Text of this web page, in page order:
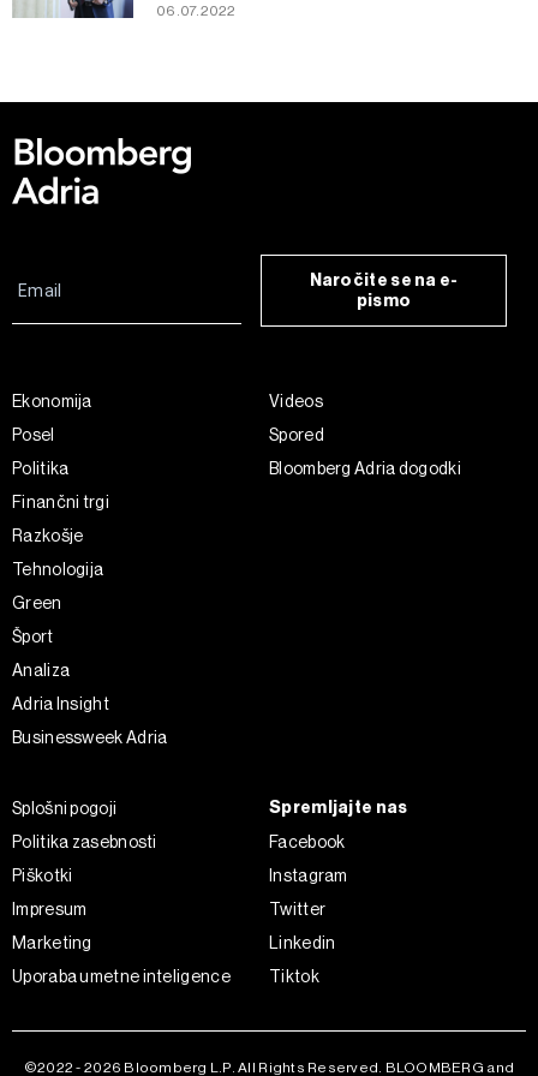
kliknete možnost »Prikaži podrobnosti«. Privolitev lahko
06.07.2022
Naročite se na e-
pismo
Ekonomija
Posel
Politika
Finančni trgi
Razkošje
Tehnologija
Green
Šport
Analiza
Adria Insight
Businessweek Adria
Videos
Spored
Bloomberg Adria dogodki
Splošni pogoji
Politika zasebnosti
Piškotki
Impresum
Marketing
Uporaba umetne inteligence
Spremljajte nas
Facebook
Instagram
Twitter
Linkedin
Tiktok
©2022 - 2026 Bloomberg L.P. All Rights Reserved. BLOOMBERG and